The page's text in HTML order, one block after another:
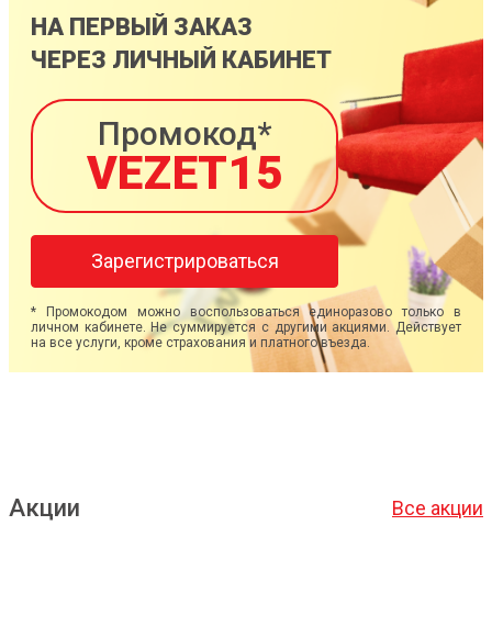
НА ПЕРВЫЙ ЗАКАЗ
ЧЕРЕЗ ЛИЧНЫЙ КАБИНЕТ
Промокод*
VEZET15
Зарегистрироваться
* Промокодом можно воспользоваться единоразово только в
личном кабинете. Не суммируется с другими акциями. Действует
на все услуги, кроме страхования и платного въезда.
Акции Все акции